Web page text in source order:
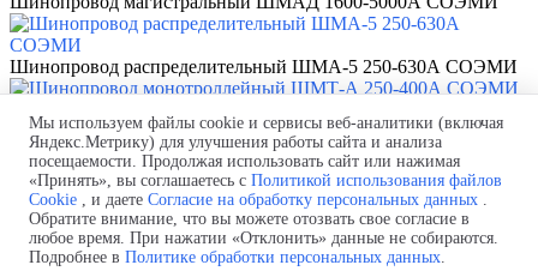
Шинопровод распределительный ШМА-5 250-630А СОЭМИ
Производство и поставка шинных мостов.
Проект бесплатно! Быстро и всрок!Монтаж "под ключ"!
Телефон:
+7 (843) 250-44-56
Почта: Shm@selectprom.ru
Политика обработки персональных данных
Согласие на обработку персональных данных
Мы используем файлы cookie и сервисы веб-аналитики (включая
Яндекс.Метрику) для улучшения работы сайта и анализа
посещаемости. Продолжая использовать сайт или нажимая
«Принять», вы соглашаетесь с Политикой использования файлов
Cookie , и даете Согласие на обработку персональных данных .
Обратите внимание, что вы можете отозвать свое согласие в
любое время. При нажатии «Отклонить» данные не собираются.
Подробнее в Политике обработки персональных данных.